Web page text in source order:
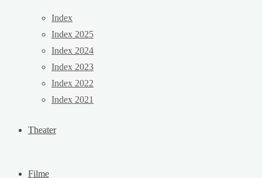
Index
Index 2025
Index 2024
Index 2023
Index 2022
Index 2021
Theater
Filme